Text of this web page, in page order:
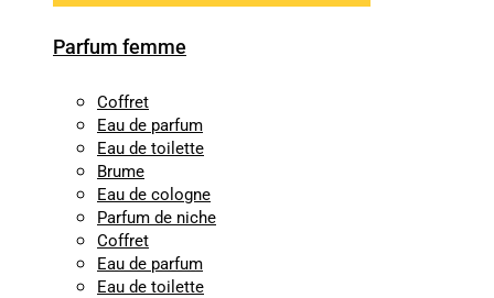
Parfum femme
Coffret
Eau de parfum
Eau de toilette
Brume
Eau de cologne
Parfum de niche
Coffret
Eau de parfum
Eau de toilette